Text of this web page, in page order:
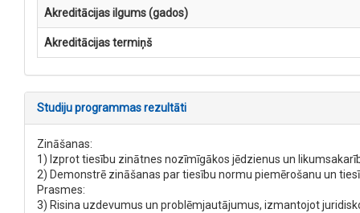
Akreditācijas ilgums (gados)
Akreditācijas termiņš
Studiju programmas rezultāti
Zināšanas:
1) Izprot tiesību zinātnes nozīmīgākos jēdzienus un
2) Demonstrē zināšanas par tiesību normu piemērošanu un
Prasmes:
3) Risina uzdevumus un problēmjautājumus, izmantojot